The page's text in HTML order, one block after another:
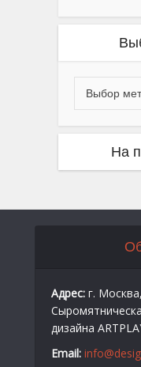
На
Адрес: г.
дизайна
Email: